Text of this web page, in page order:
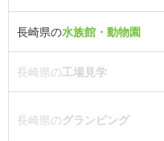
長崎県の水族館・動物園
長崎県の工場見学
長崎県のグランピング